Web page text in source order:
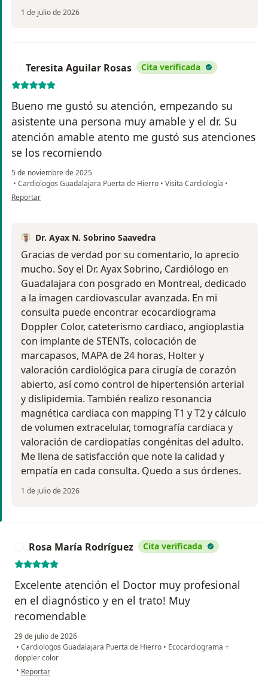
1 de julio de 2026
Teresita Aguilar Rosas Cita verificada
Bueno me gustó su atención, empezando su
asistente una persona muy amable y el dr. Su
atención amable atento me gustó sus atenciones
se los recomiendo
5 de noviembre de 2025
• Cardiologos Guadalajara Puerta de Hierro • Visita Cardiología •
en opinión del usuario Teresita Aguilar Rosas
Reportar
Dr. Ayax N. Sobrino Saavedra
Gracias de verdad por su comentario, lo aprecio
mucho. Soy el Dr. Ayax Sobrino, Cardiólogo en
Guadalajara con posgrado en Montreal, dedicado
a la imagen cardiovascular avanzada. En mi
consulta puede encontrar ecocardiograma
Doppler Color, cateterismo cardiaco, angioplastia
con implante de STENTs, colocación de
marcapasos, MAPA de 24 horas, Holter y
valoración cardiológica para cirugía de corazón
abierto, así como control de hipertensión arterial
y dislipidemia. También realizo resonancia
magnética cardiaca con mapping T1 y T2 y cálculo
de volumen extracelular, tomografía cardiaca y
valoración de cardiopatías congénitas del adulto.
Me llena de satisfacción que note la calidad y
empatía en cada consulta. Quedo a sus órdenes.
1 de julio de 2026
Rosa María Rodríguez Cita verificada
Excelente atención el Doctor muy profesional
en el diagnóstico y en el trato! Muy
recomendable
29 de julio de 2026
• Cardiologos Guadalajara Puerta de Hierro • Ecocardiograma +
doppler color
• en opinión del usuario Rosa María Rodríguez
Reportar